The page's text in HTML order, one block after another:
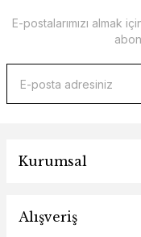
E-postalarımızı almak
Kurumsal
Alışveriş